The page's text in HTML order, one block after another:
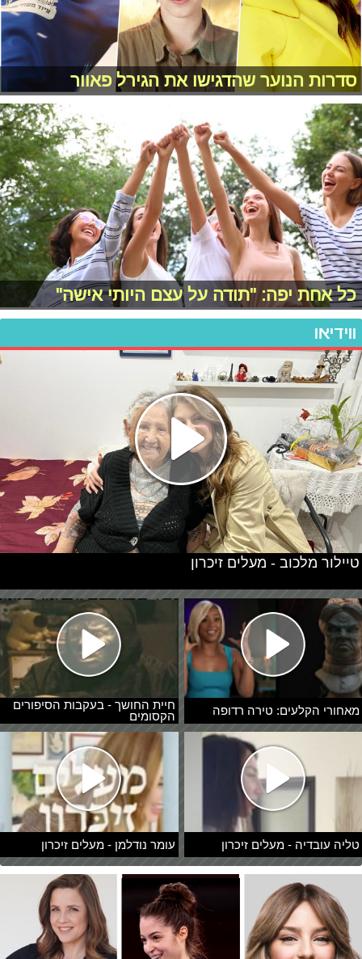
סדרות הנוער שהדגישו את הגירל פאוור
כל אחת יפה: "תודה על עצם היותי אישה"
ווידיאו
מאחורי הקלעים: טירה רדופה
חיית החושך - בעקבות הסיפורים
הקסומים
טליה עובדיה - מעלים זיכרון עומר נודלמן - מעלים זיכרון
טיילור מלכוב - מעלים זיכרון